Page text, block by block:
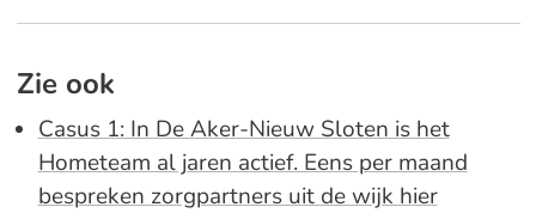
Zie ook
Casus 1: In De Aker-Nieuw Sloten is het
Hometeam al jaren actief. Eens per maand
bespreken zorgpartners uit de wijk hier